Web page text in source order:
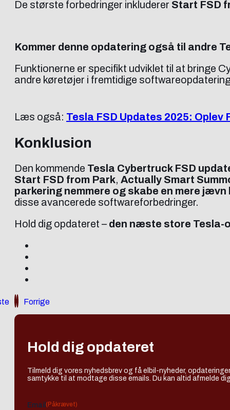
De største forbedringer inkluderer Start FSD
Kommer denne opdatering også til andre
Funktionerne er specifikt udviklet til at bringe
andre køretøjer i fremtidige
Læs også: Tesla FSD Updates 2025:
Konklusion
Den kommende Tesla Cybertruck FSD
Start FSD from Park, Actually Smart
parkering nemmere og skabe en mere
disse avancerede softwareforbedringer.
Hold dig opdateret – den næste store Tesla-
Forrige
Hold dig opdateret
Tilmeld dig vores nyhedsbrev og få elbil-nyheder,
samtykke til at modtage disse emails. Du kan altid afmelde
Email (Påkrævet)